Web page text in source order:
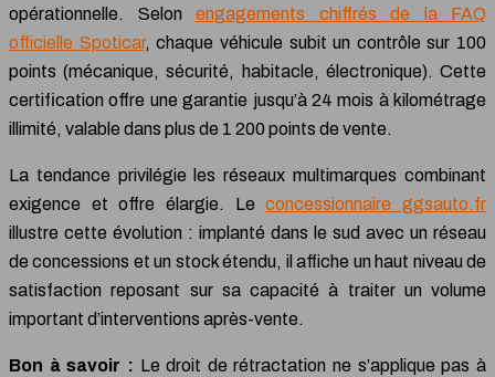
opérationnelle. Selon engagements chiffrés de la FAQ
officielle Spoticar, chaque véhicule subit un contrôle sur 100
points (mécanique, sécurité, habitacle, électronique). Cette
certification offre une garantie jusqu’à 24 mois à kilométrage
illimité, valable dans plus de 1 200 points de vente.
La tendance privilégie les réseaux multimarques combinant
exigence et offre élargie. Leconcessionnaire ggsauto.fr
illustre cette évolution : implanté dans le sud avec un réseau
de concessions et un stock étendu, il affiche un haut niveau de
satisfaction reposant sur sa capacité à traiter un volume
important d’interventions après-vente.
Bon à savoir : Le droit de rétractation ne s’applique pas à